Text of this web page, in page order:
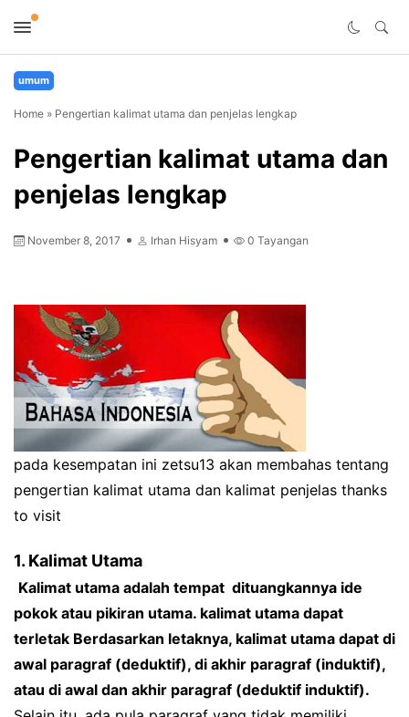
umum
Home » Pengertian kalimat utama dan penjelas lengkap
Pengertian kalimat utama dan
penjelas lengkap
November 8, 2017 Irhan Hisyam 0 Tayangan
pada kesempatan ini zetsu13 akan membahas tentang
pengertian kalimat utama dan kalimat penjelas thanks
to visit
1. Kalimat Utama
Kalimat utama adalah tempat dituangkannya ide
pokok atau pikiran utama. kalimat utama dapat
terletak Berdasarkan letaknya, kalimat utama dapat di
awal paragraf (deduktif), di akhir paragraf (induktif),
atau di awal dan akhir paragraf (deduktif induktif).